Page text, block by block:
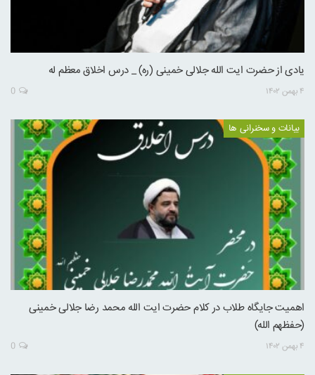
یادی از حضرت ایت الله جلالی خمینی (ره) _ درس اخلاق معظم له
۴ بهمن ۱۴۰۲ 0
بیانات و سخنرانی ها
اهمیت جایگاه طلاب در کلام حضرت ایت الله محمد رضا جلالی خمینی
(حفظهم الله)
۴ بهمن ۱۴۰۲ 0